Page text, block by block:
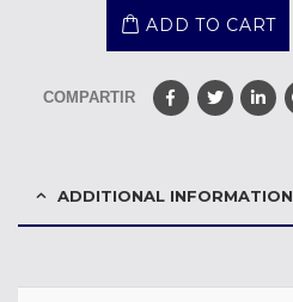
ADD TO CART
COMPARTIR
ADDITIONAL INFORMATION